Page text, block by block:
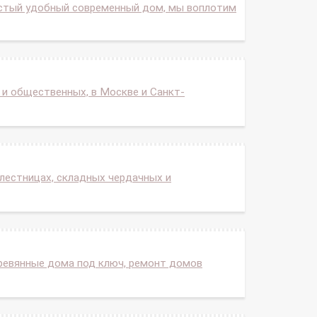
удобный современный дом, мы воплотим
и общественных, в Москве и Санкт-
складных чердачных и
дома под ключ, ремонт домов